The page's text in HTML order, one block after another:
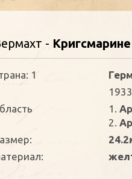
- Кригсмарине
1
1.
2.